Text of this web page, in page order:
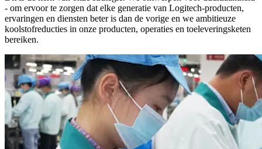
- om ervoor te zorgen dat elke generatie van Logitech-producten,
ervaringen en diensten beter is dan de vorige en we ambitieuze
koolstofreducties in onze producten, operaties en toeleveringsketen
bereiken.